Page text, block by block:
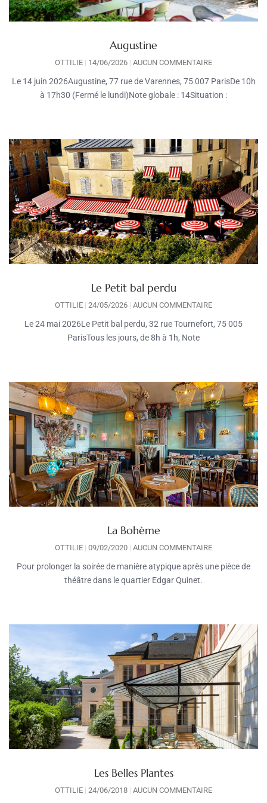
Augustine
OTTILIE 14/06/2026 AUCUN COMMENTAIRE
Le 14 juin 2026Augustine, 77 rue de Varennes, 75 007 ParisDe 10h
à 17h30 (Fermé le lundi)Note globale : 14Situation :
Le Petit bal perdu
OTTILIE 24/05/2026 AUCUN COMMENTAIRE
Le 24 mai 2026Le Petit bal perdu, 32 rue Tournefort, 75 005
ParisTous les jours, de 8h à 1h, Note
La Bohème
OTTILIE 09/02/2020 AUCUN COMMENTAIRE
Pour prolonger la soirée de manière atypique après une pièce de
théâtre dans le quartier Edgar Quinet.
Les Belles Plantes
OTTILIE 24/06/2018 AUCUN COMMENTAIRE